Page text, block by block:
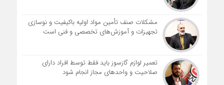
مشکلات صنف تأمین مواد اولیه باکیفیت و نوسازی
تجهیزات و آموزش‌های تخصصی و فنی است
تعمیر لوازم گازسوز باید فقط توسط افراد دارای
صلاحیت و واحدهای مجاز انجام شود